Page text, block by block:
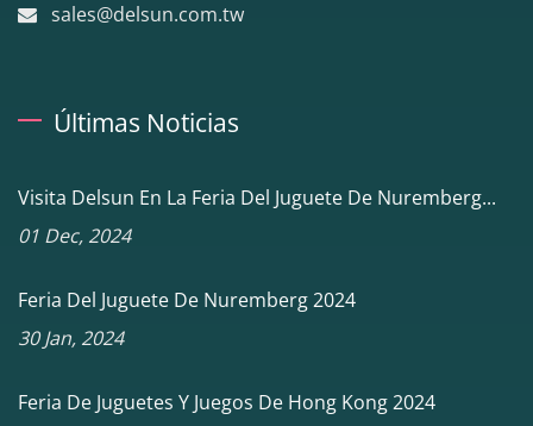
sales@delsun.com.tw
Últimas Noticias
Visita Delsun En La Feria Del Juguete De Nuremberg...
01 Dec, 2024
Feria Del Juguete De Nuremberg 2024
30 Jan, 2024
Feria De Juguetes Y Juegos De Hong Kong 2024